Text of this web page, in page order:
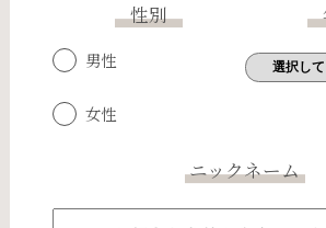
性別
男性
女性
ニックネーム